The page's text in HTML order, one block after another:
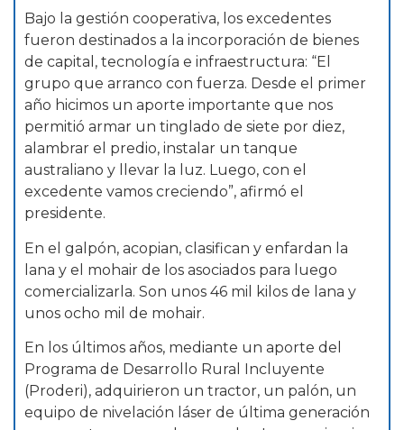
Bajo la gestión cooperativa, los excedentes
fueron destinados a la incorporación de bienes
de capital, tecnología e infraestructura: “El
grupo que arranco con fuerza. Desde el primer
año hicimos un aporte importante que nos
permitió armar un tinglado de siete por diez,
alambrar el predio, instalar un tanque
australiano y llevar la luz. Luego, con el
excedente vamos creciendo”, afirmó el
presidente.
En el galpón, acopian, clasifican y enfardan la
lana y el mohair de los asociados para luego
comercializarla. Son unos 46 mil kilos de lana y
unos ocho mil de mohair.
En los últimos años, mediante un aporte del
Programa de Desarrollo Rural Incluyente
(Proderi), adquirieron un tractor, un palón, un
equipo de nivelación láser de última generación